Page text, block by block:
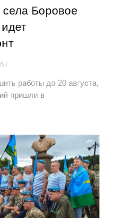
Боровое
работы до 20 августа,
пришли в